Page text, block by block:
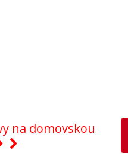
na domovskou